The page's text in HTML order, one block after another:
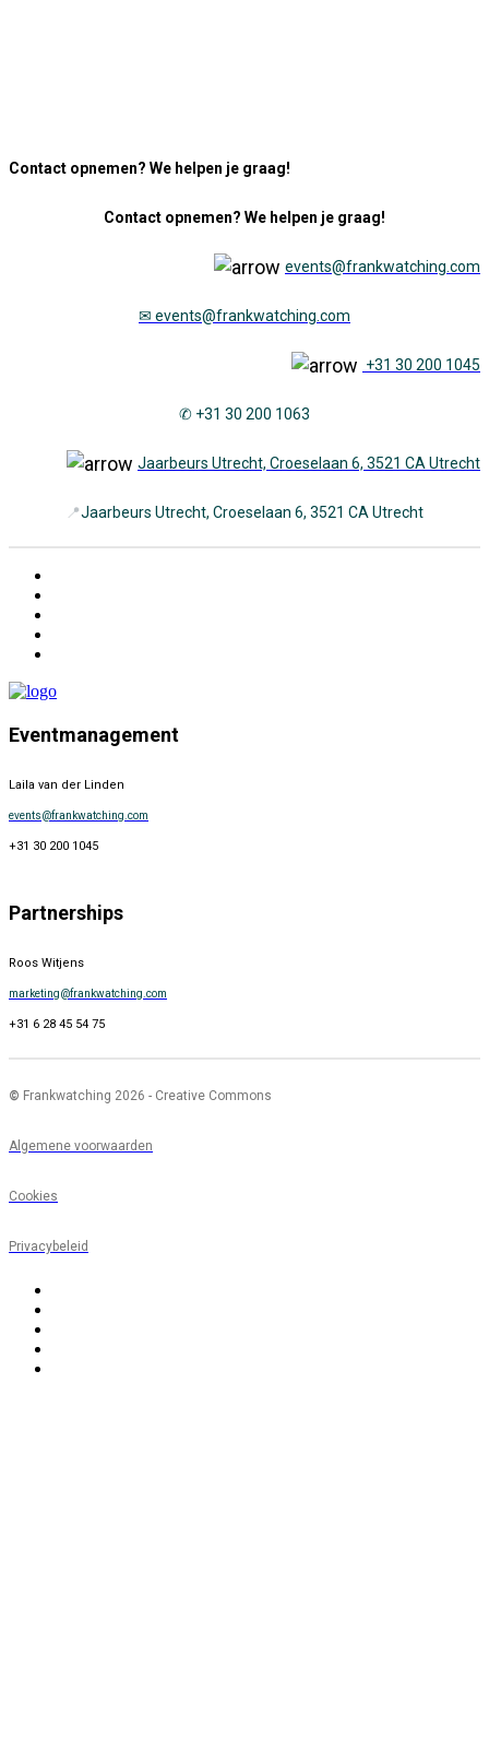
Contact opnemen? We helpen je graag!
Contact opnemen? We helpen je graag!
events@frankwatching.com
✉ events@frankwatching.com
+31 30 200 1045
✆ +31 30 200 1063
Jaarbeurs Utrecht, Croeselaan 6, 3521 CA Utrecht
📍Jaarbeurs Utrecht, Croeselaan 6, 3521 CA Utrecht
Eventmanagement
Laila van der Linden
events@frankwatching.com
+31 30 200 1045
Partnerships
Roos Witjens
marketing@frankwatching.com
+31 6 28 45 54 75
© Frankwatching 2026 - Creative Commons
Algemene voorwaarden
Cookies
Privacybeleid